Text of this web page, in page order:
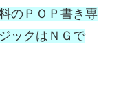
のＰＯＰ書き専
ックはＮＧで